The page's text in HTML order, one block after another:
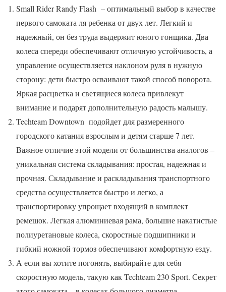
Small Rider Randy Flash – оптимальный выбор в качестве
первого самоката ля ребенка от двух лет. Легкий и
надежный, он без труда выдержит юного гонщика. Два
колеса спереди обеспечивают отличную устойчивость, а
управление осуществляется наклоном руля в нужную
сторону: дети быстро осваивают такой способ поворота.
Яркая расцветка и светящиеся колеса привлекут
внимание и подарят дополнительную радость малышу.
Techteam Downtown подойдет для размеренного
городского катания взрослым и детям старше 7 лет.
Важное отличие этой модели от большинства аналогов –
уникальная система складывания: простая, надежная и
прочная. Складывание и раскладывания транспортного
средства осуществляется быстро и легко, а
транспортировку упрощает входящий в комплект
ремешок. Легкая алюминиевая рама, большие накатистые
полиуретановые колеса, скоростные подшипники и
гибкий ножной тормоз обеспечивают комфортную езду.
А если вы хотите погонять, выбирайте для себя
скоростную модель, такую как Techteam 230 Sport. Секрет